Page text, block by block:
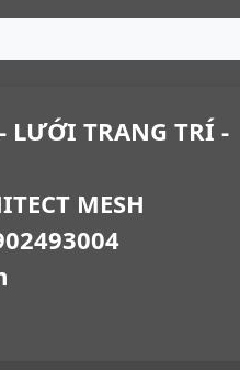
LƯỚI TRANG TRÍ -
MESH